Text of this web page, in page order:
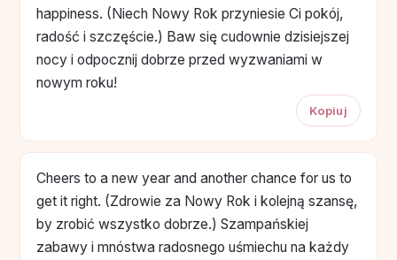
happiness. (Niech Nowy Rok przyniesie Ci pokój,
radość i szczęście.) Baw się cudownie dzisiejszej
nocy i odpocznij dobrze przed wyzwaniami w
nowym roku!
Kopiuj
Cheers to a new year and another chance for us to
get it right. (Zdrowie za Nowy Rok i kolejną szansę,
by zrobić wszystko dobrze.) Szampańskiej
zabawy i mnóstwa radosnego uśmiechu na każdy